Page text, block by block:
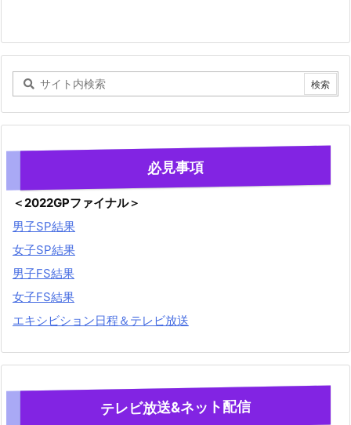
必見事項
＜2022GPファイナル＞
男子SP結果
女子SP結果
男子FS結果
女子FS結果
エキシビション日程＆テレビ放送
テレビ放送&ネット配信